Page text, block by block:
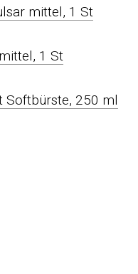
mittel, 1 St
Softbürste, 250 ml